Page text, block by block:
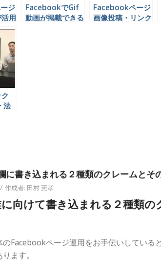
ジ
用
FacebookでGif
動画が掲載できる
Facebookページ
画像投稿・リンク
法
に書き込まれる２種類のクレームとそ
/ 作成者: 田村 憲孝
向けて書き込まれる２種類の
Facebookページ運用をお手伝いしている
ます。